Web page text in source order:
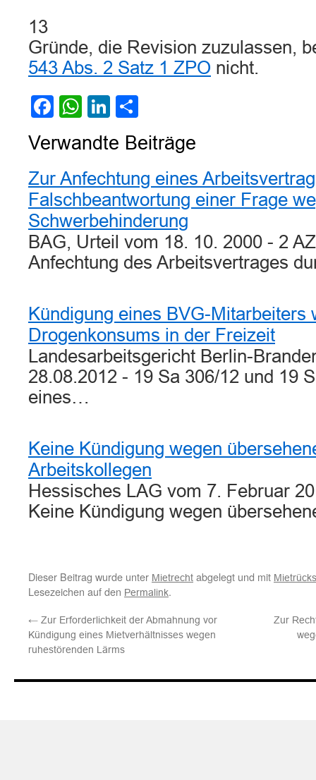
13
Gründe, die Revision zuzulassen,
543 Abs. 2 Satz 1 ZPO nicht.
Facebook
WhatsApp
LinkedIn
Verwandte Beiträge
Zur Anfechtung eines
Falschbeantwortung einer Frage
Schwerbehinderung
BAG, Urteil vom 18. 10. 2000 - 2
Anfechtung des Arbeitsvertrages
Kündigung eines BVG-Mitarbeiters
Drogenkonsums in der Freizeit
Landesarbeitsgericht Berlin-
28.08.2012 - 19 Sa 306/12 und 19
eines…
Keine Kündigung wegen
Arbeitskollegen
Hessisches LAG vom 7. Februar
Keine Kündigung wegen
Dieser Beitrag wurde unter Mietrecht abgelegt und mit
Lesezeichen auf den Permalink.
← Zur Erforderlichkeit der Abmahnung vor
Kündigung eines Mietverhältnisses wegen
ruhestörenden Lärms
Zur